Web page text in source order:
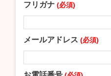
フリガナ (必須)
メールアドレス (必須)